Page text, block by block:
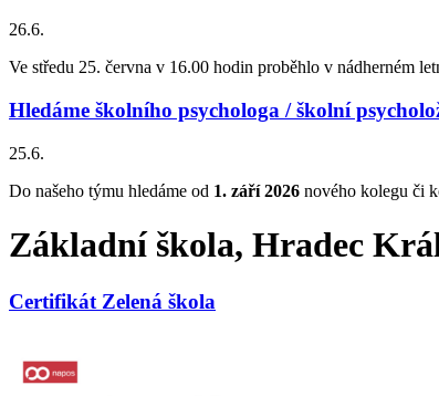
26.6.
Ve středu 25. června v 16.00 hodin proběhlo v nádherném
Hledáme školního psychologa / školní
25.6.
Do našeho týmu hledáme od 1. září 2026 nového kolegu či
Základní škola, Hradec
Certifikát Zelená škola